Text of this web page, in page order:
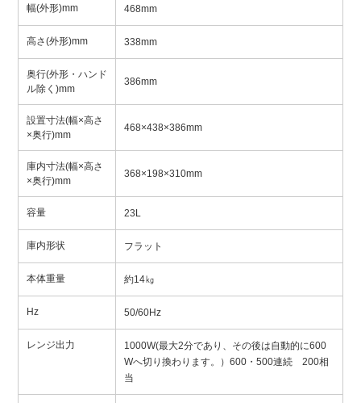
幅(外形)mm 468mm
高さ(外形)mm 338mm
奥行(外形・ハンド
ル除く)mm
386mm
設置寸法(幅×高さ
×奥行)mm
468×438×386mm
庫内寸法(幅×高さ
×奥行)mm
368×198×310mm
容量 23L
庫内形状 フラット
本体重量 約14㎏
Hz 50/60Hz
レンジ出力
1000W(最大2分であり、その後は自動的に600
Wへ切り換わります。）600・500連続 200相
当